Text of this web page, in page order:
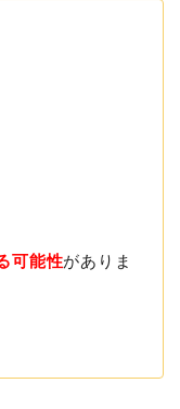
可能性がありま